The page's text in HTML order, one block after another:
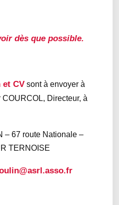
dès que possible.
et CV sont à envoyer à
COURCOL, Directeur, à
– 67 route Nationale –
TERNOISE